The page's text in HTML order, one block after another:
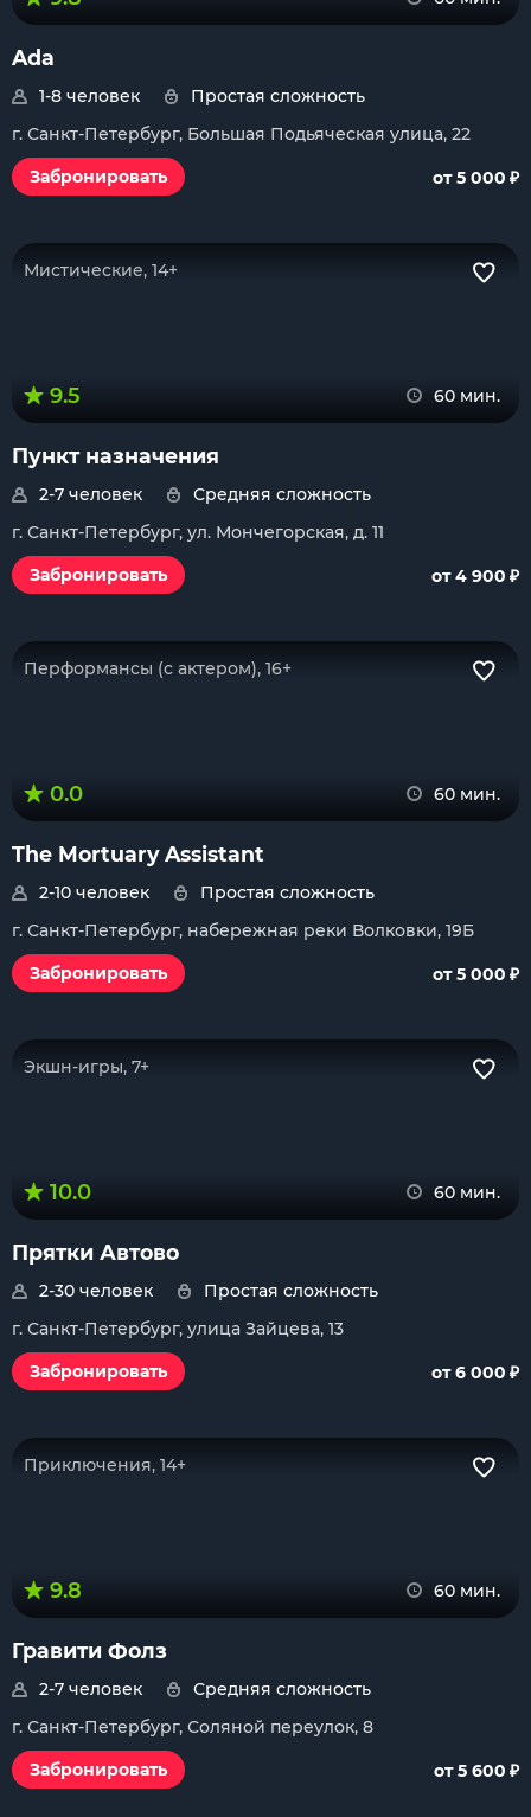
Ada
1-8 человек
Простая сложность
г. Санкт-Петербург, Большая Подьяческая улица, 22
Забронировать
от 5 000 ₽
Мистические, 14+
9.5 60 мин.
Пункт назначения
2-7 человек
Средняя сложность
г. Санкт-Петербург, ул. Мончегорская, д. 11
Забронировать
от 4 900 ₽
Перформансы (с актером), 16+
0.0 60 мин.
The Mortuary Assistant
2-10 человек
Простая сложность
г. Санкт-Петербург, набережная реки Волковки, 19Б
Забронировать
от 5 000 ₽
Экшн-игры, 7+
10.0 60 мин.
Прятки Автово
2-30 человек
Простая сложность
г. Санкт-Петербург, улица Зайцева, 13
Забронировать
от 6 000 ₽
Приключения, 14+
9.8 60 мин.
Гравити Фолз
2-7 человек
Средняя сложность
г. Санкт-Петербург, Соляной переулок, 8
Забронировать
от 5 600 ₽